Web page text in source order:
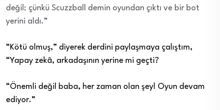
değil; çünkü Scuzzball demin oyundan çıktı ve bir bot
yerini aldı.”
“Kötü olmuş,” diyerek derdini paylaşmaya çalıştım,
“Yapay zekâ, arkadaşının yerine mi geçti?
“Önemli değil baba, her zaman olan şey! Oyun devam
ediyor.”